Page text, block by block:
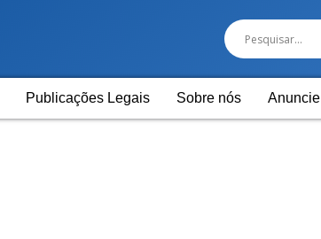
Publicações Legais Sobre nós Anuncie